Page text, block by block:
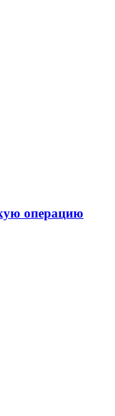
операцию